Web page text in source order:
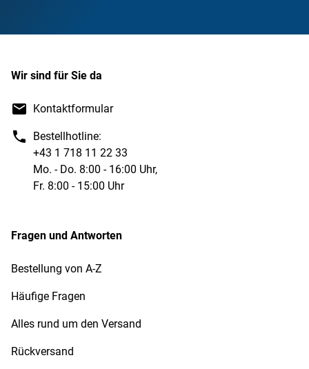
Wir sind für Sie da
Kontaktformular
Bestellhotline:
+43 1 718 11 22 33
Mo. - Do. 8:00 - 16:00 Uhr,
Fr. 8:00 - 15:00 Uhr
Fragen und Antworten
Bestellung von A-Z
Häufige Fragen
Alles rund um den Versand
Rückversand